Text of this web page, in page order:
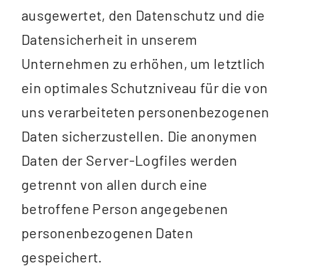
ausgewertet, den Datenschutz und die
Datensicherheit in unserem
Unternehmen zu erhöhen, um letztlich
ein optimales Schutzniveau für die von
uns verarbeiteten personenbezogenen
Daten sicherzustellen. Die anonymen
Daten der Server-Logfiles werden
getrennt von allen durch eine
betroffene Person angegebenen
personenbezogenen Daten
gespeichert.